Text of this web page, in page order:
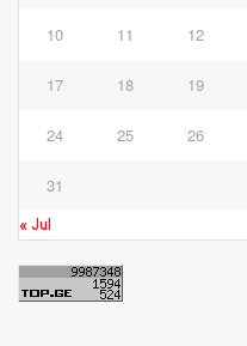
10 11 12
17 18 19
24 25 26
31
« Jul